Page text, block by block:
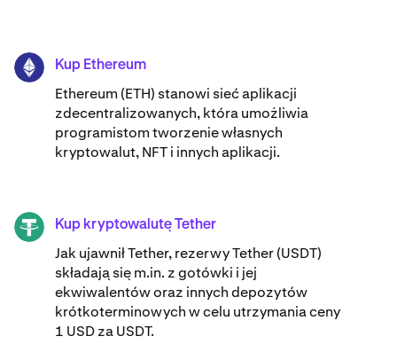
ETH Kup Ethereum
Ethereum (ETH) stanowi sieć aplikacji
zdecentralizowanych, która umożliwia
programistom tworzenie własnych
kryptowalut, NFT i innych aplikacji.
USDT Kup kryptowalutę Tether
Jak ujawnił Tether, rezerwy Tether (USDT)
składają się m.in. z gotówki i jej
ekwiwalentów oraz innych depozytów
krótkoterminowych w celu utrzymania ceny
1 USD za USDT.